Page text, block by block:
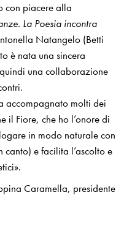
con piacere alla
La Poesia incontra
Natangelo (Betti
è nata una sincera
una collaborazione
accompagnato molti dei
il Fiore, che ho l’onore di
in modo naturale con
e facilita l’ascolto e
Caramella, presidente